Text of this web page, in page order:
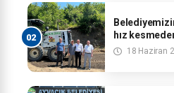
hız
18 Haziran